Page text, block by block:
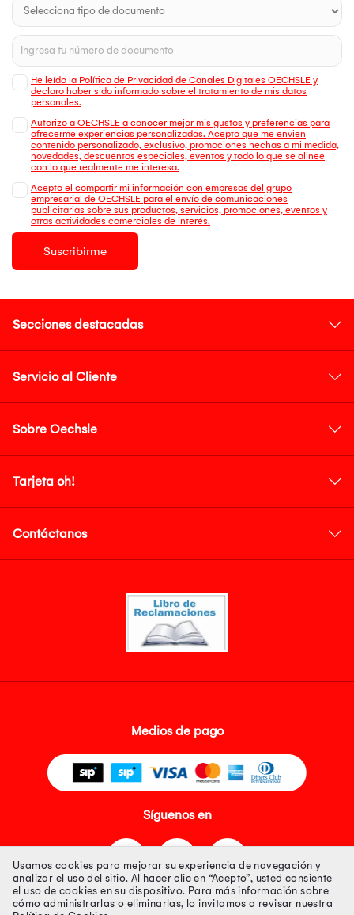
He leído la Política de Privacidad de Canales Digitales OECHSLE y
declaro haber sido informado sobre el tratamiento de mis datos
personales.
Autorizo a OECHSLE a conocer mejor mis gustos y preferencias para
ofrecerme experiencias personalizadas. Acepto que me envien
contenido personalizado, exclusivo, promociones hechas a mi medida,
novedades, descuentos especiales, eventos y todo lo que se alinee
con lo que realmente me interesa.
Acepto el compartir mi información con empresas del grupo
empresarial de OECHSLE para el envío de comunicaciones
publicitarias sobre sus productos, servicios, promociones, eventos y
otras actividades comerciales de interés.
Suscribirme
Secciones destacadas
Servicio al Cliente
Sobre Oechsle
Tarjeta oh!
Contáctanos
Medios de pago
Síguenos en
Usamos cookies para mejorar su experiencia de navegación y
analizar el uso del sitio. Al hacer clic en “Acepto”, usted consiente
el uso de cookies en su dispositivo. Para más información sobre
cómo administrarlas o eliminarlas, lo invitamos a revisar nuestra